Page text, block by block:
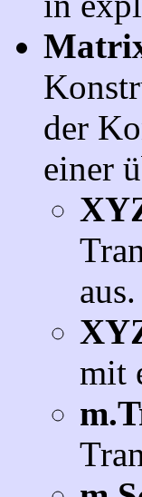
der
einer
aus.
mit